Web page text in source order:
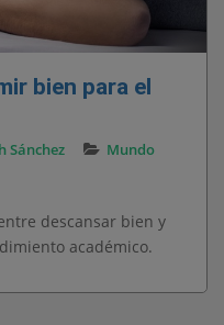
bien para el
Sánchez
Mundo
descansar bien y
académico.